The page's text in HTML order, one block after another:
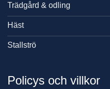
Trädgård & odling
Häst
Stallströ
Policys och villkor